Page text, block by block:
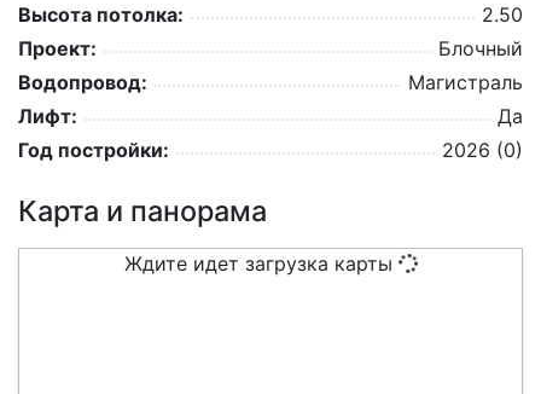
Высота потолка:
2.50
Проект:
Блочный
Водопровод:
Магистраль
Лифт:
Да
Год постройки:
2026 (0)
Карта и панорама
Ждите идет загрузка карты